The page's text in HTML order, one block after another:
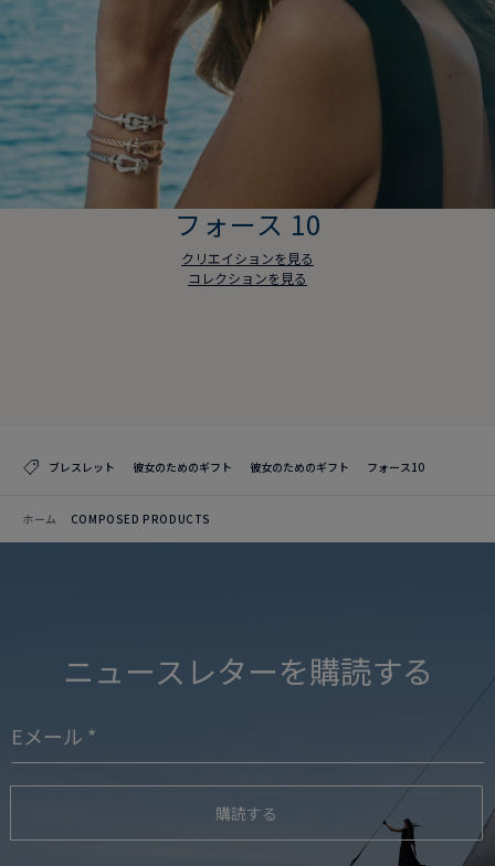
フォース 10
クリエイションを見る
コレクションを見る
ブレスレット 彼女のためのギフト 彼女のためのギフト フォース10
ホーム COMPOSED PRODUCTS
ニュースレターを購読する
購読する